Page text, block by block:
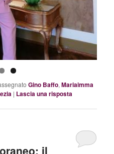
Gino Baffo,Mariaimma
| Lascia una risposta
il